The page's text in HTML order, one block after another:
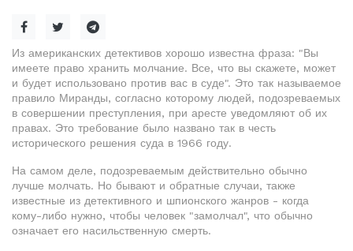
Из американских детективов хорошо известна фраза: "Вы
имеете право хранить молчание. Все, что вы скажете, может
и будет использовано против вас в суде". Это так называемое
правило Миранды, согласно которому людей, подозреваемых
в совершении преступления, при аресте уведомляют об их
правах. Это требование было названо так в честь
исторического решения суда в 1966 году.
На самом деле, подозреваемым действительно обычно
лучше молчать. Но бывают и обратные случаи, также
известные из детективного и шпионского жанров - когда
кому-либо нужно, чтобы человек "замолчал", что обычно
означает его насильственную смерть.